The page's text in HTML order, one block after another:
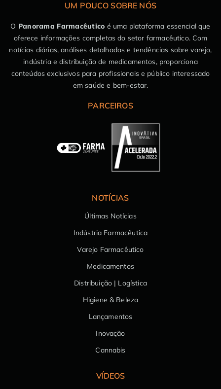
UM POUCO SOBRE NÓS
O Panorama Farmacêutico é uma plataforma essencial que
oferece informações completas do setor farmacêutico. Com
notícias diárias, análises detalhadas e tendências sobre varejo,
indústria e distribuição de medicamentos, proporciona
conteúdos exclusivos para profissionais e público interessado
em saúde e bem-estar.
PARCEIROS
NOTÍCIAS
Últimas Notícias
Indústria Farmacêutica
Varejo Farmacêutico
Medicamentos
Distribuição | Logística
Higiene & Beleza
Lançamentos
Inovação
Cannabis
VÍDEOS